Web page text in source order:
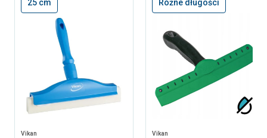
25 cm
Vikan
Różne długości
Vikan